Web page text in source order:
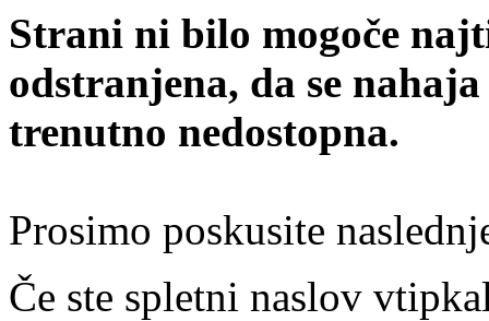
Strani ni bilo mogoče
odstranjena, da se
trenutno nedostopna.
Prosimo poskusite
Če ste spletni naslov